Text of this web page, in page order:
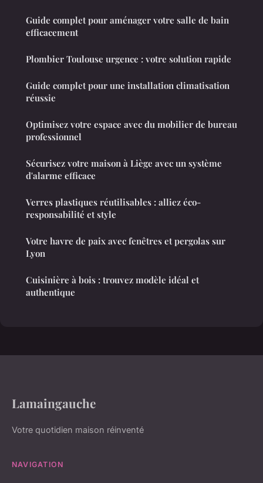
Guide complet pour aménager votre salle de bain
efficacement
Plombier Toulouse urgence : votre solution rapide
Guide complet pour une installation climatisation
réussie
Optimisez votre espace avec du mobilier de bureau
professionnel
Sécurisez votre maison à Liège avec un système
d'alarme efficace
Verres plastiques réutilisables : alliez éco-
responsabilité et style
Votre havre de paix avec fenêtres et pergolas sur
Lyon
Cuisinière à bois : trouvez modèle idéal et
authentique
Lamaingauche
Votre quotidien maison réinventé
NAVIGATION